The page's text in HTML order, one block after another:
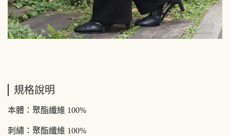
規格說明
本體：聚酯纖維 100%
刺繡：聚酯纖維 100%